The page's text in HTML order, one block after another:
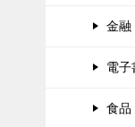
金融
電子
食品